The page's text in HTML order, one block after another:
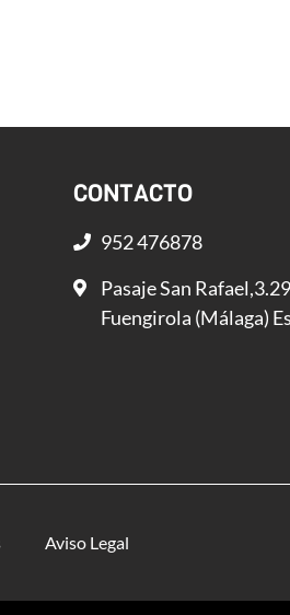
CONTACTO
952 476878
Pasaje San
Fuengirola (Málaga)
Aviso Legal